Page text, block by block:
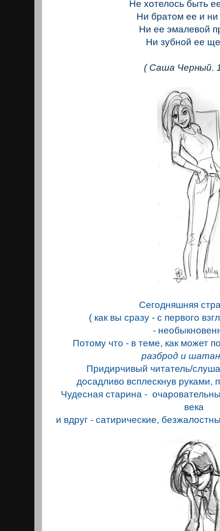
Не хотелось быть
Ни братом ее и ни
Ни ее эмалевой
Ни зубной ее
( Саша Черный.
Сегодняшняя
( как вы сразу - с первого
-
Потому что - в теме, как может
разброд и
Придирчивый читатель/
досадливо всплескнув руками,
Чудесная старина -
века
и вдруг - сатирические,